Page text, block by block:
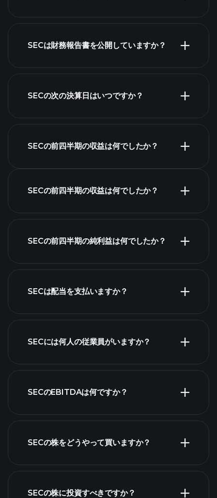
ト
SECは財務報告書を公開していますか？
SECの次の決算日はいつですか？
SECの前四半期の収益は何でしたか？
SECの収益
SECの前四半期の収益は何でしたか？
財務諸表
SECの前四半期の純利益は何でしたか？
財務諸表
SECは配当を支払いますか？
SECには何人の従業員がいますか？
SECのEBITDAは何ですか？
SECの株をどうやって買いますか？
SECの株に投資すべきですか？